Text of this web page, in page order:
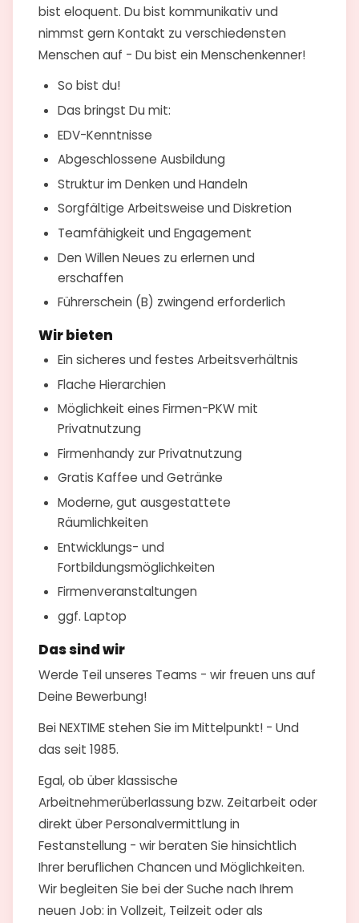
bist eloquent. Du bist kommunikativ und
nimmst gern Kontakt zu verschiedensten
Menschen auf - Du bist ein Menschenkenner!
So bist du!
Das bringst Du mit:
EDV-Kenntnisse
Abgeschlossene Ausbildung
Struktur im Denken und Handeln
Sorgfältige Arbeitsweise und Diskretion
Teamfähigkeit und Engagement
Den Willen Neues zu erlernen und
erschaffen
Führerschein (B) zwingend erforderlich
Wir bieten
Ein sicheres und festes Arbeitsverhältnis
Flache Hierarchien
Möglichkeit eines Firmen-PKW mit
Privatnutzung
Firmenhandy zur Privatnutzung
Gratis Kaffee und Getränke
Moderne, gut ausgestattete
Räumlichkeiten
Entwicklungs- und
Fortbildungsmöglichkeiten
Firmenveranstaltungen
ggf. Laptop
Das sind wir
Werde Teil unseres Teams - wir freuen uns auf
Deine Bewerbung!
Bei NEXTIME stehen Sie im Mittelpunkt! - Und
das seit 1985.
Egal, ob über klassische
Arbeitnehmerüberlassung bzw. Zeitarbeit oder
direkt über Personalvermittlung in
Festanstellung - wir beraten Sie hinsichtlich
Ihrer beruflichen Chancen und Möglichkeiten.
Wir begleiten Sie bei der Suche nach Ihrem
neuen Job: in Vollzeit, Teilzeit oder als